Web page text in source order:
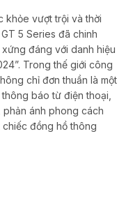
khỏe vượt trội và thời
5 Series đã chinh
đáng với danh hiệu
Trong thế giới công
chỉ đơn thuần là một
báo từ điện thoại,
phản ánh phong cách
đồng hồ thông